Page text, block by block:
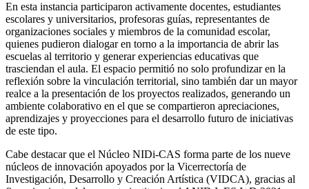
En esta instancia participaron activamente docentes, estudiantes
escolares y universitarios, profesoras guías, representantes de
organizaciones sociales y miembros de la comunidad escolar,
quienes pudieron dialogar en torno a la importancia de abrir las
escuelas al territorio y generar experiencias educativas que
trasciendan el aula. El espacio permitió no solo profundizar en la
reflexión sobre la vinculación territorial, sino también dar un mayor
realce a la presentación de los proyectos realizados, generando un
ambiente colaborativo en el que se compartieron apreciaciones,
aprendizajes y proyecciones para el desarrollo futuro de iniciativas
de este tipo.
Cabe destacar que el Núcleo NIDi-CAS forma parte de los nueve
núcleos de innovación apoyados por la Vicerrectoría de
Investigación, Desarrollo y Creación Artística (VIDCA), gracias al